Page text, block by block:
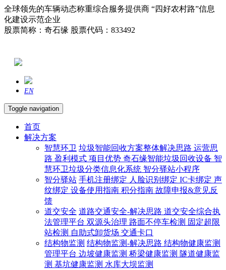
全球领先的车辆动态称重综合服务提供商 “四好农村路”信息
化建设示范企业
股票简称：奇石缘 股票代码：833492
EN
Toggle navigation
首页
解决方案
智慧环卫 垃圾智能回收方案整体解决思路 运营思
路 盈利模式 项目优势 奇石缘智能垃圾回收设备 智
慧环卫垃圾分类信息化系统 智分驿站小程序
智分驿站 手机注册绑定 人脸识别绑定 IC卡绑定 声
纹绑定 设备使用指南 积分指南 故障申报&意见反
馈
道交安全 道路交通安全-解决思路 道交安全综合执
法管理平台 双源头治理 路面不停车检测 固定超限
站检测 自助式卸货场 交通卡口
结构物监测 结构物监测-解决思路 结构物健康监测
管理平台 边坡健康监测 桥梁健康监测 隧道健康监
测 基坑健康监测 水库大坝监测